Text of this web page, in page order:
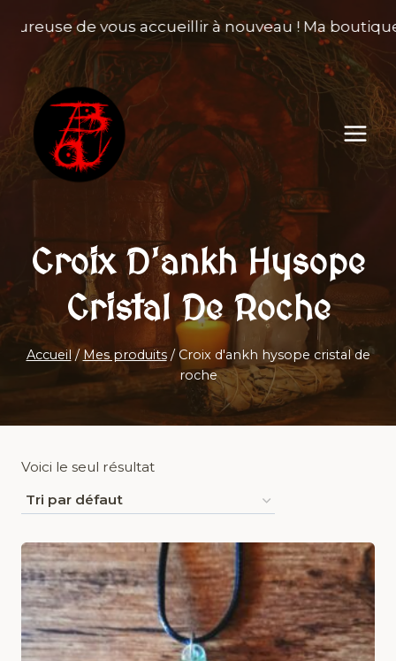
de vous accueillir à nouveau ! Ma
Croix D'ankh Hysope
Cristal De Roche
Accueil / Mes produits / Croix d'ankh hysope cristal de
roche
Voici le seul résultat